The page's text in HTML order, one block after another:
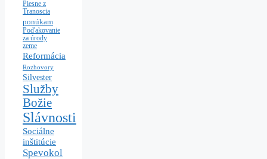
Piesne z
Tranoscia
ponúkam
Poďakovanie
za úrody
zeme
Reformácia
Rozhovory
Silvester
Služby
Božie
Slávnosti
Sociálne
inštitúcie
Spevokol